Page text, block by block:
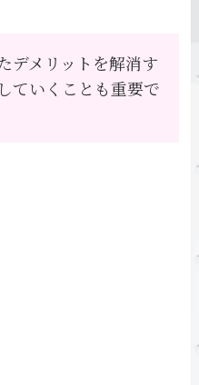
デメリットを解消す
ていくことも重要で